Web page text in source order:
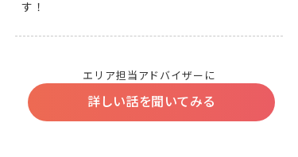
す！
エリア担当アドバイザーに
詳しい話を聞いてみる